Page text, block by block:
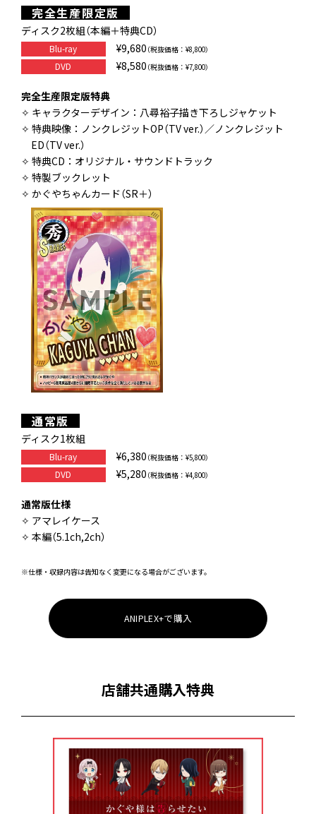
完全生産限定版
ディスク2枚組（本編＋特典CD）
Blu-ray ¥9,680 （税抜価格：¥8,800）
DVD ¥8,580 （税抜価格：¥7,800）
完全生産限定版特典
✧ キャラクターデザイン：八尋裕子描き下ろしジャケット
✧ 特典映像：ノンクレジットOP（TV ver.）／ノンクレジット
ED（TV ver.）
✧ 特典CD：オリジナル・サウンドトラック
✧ 特製ブックレット
✧ かぐやちゃんカード（SR＋）
通常版
ディスク1枚組
Blu-ray ¥6,380 （税抜価格：¥5,800）
DVD ¥5,280 （税抜価格：¥4,800）
通常版仕様
✧ アマレイケース
✧ 本編（5.1ch,2ch）
※仕様・収録内容は告知なく変更になる場合がございます。
ANIPLEX+で購入
店舗共通購入特典